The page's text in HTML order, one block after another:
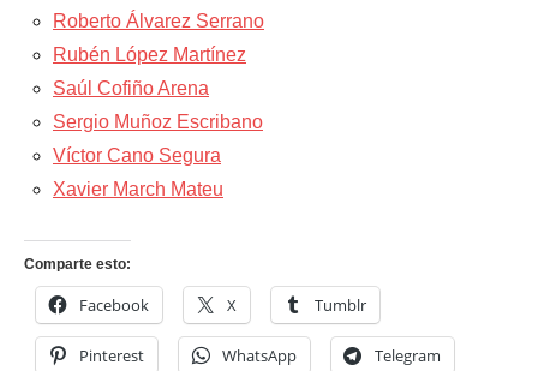
Roberto Álvarez Serrano
Rubén López Martínez
Saúl Cofiño Arena
Sergio Muñoz Escribano
Víctor Cano Segura
Xavier March Mateu
Comparte esto:
Facebook X Tumblr
Pinterest WhatsApp Telegram